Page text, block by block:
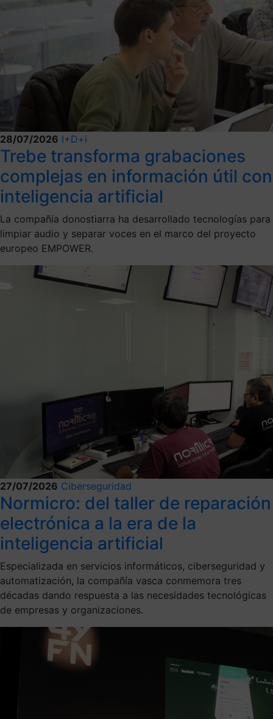
28/07/2026 I+D+i
Trebe transforma grabaciones
complejas en información útil con
inteligencia artificial
La compañía donostiarra ha desarrollado tecnologías para
limpiar audio y separar voces en el marco del proyecto
europeo EMPOWER.
27/07/2026 Ciberseguridad
Normicro: del taller de reparación
electrónica a la era de la
inteligencia artificial
Especializada en servicios informáticos, ciberseguridad y
automatización, la compañía vasca conmemora tres
décadas dando respuesta a las necesidades tecnológicas
de empresas y organizaciones.